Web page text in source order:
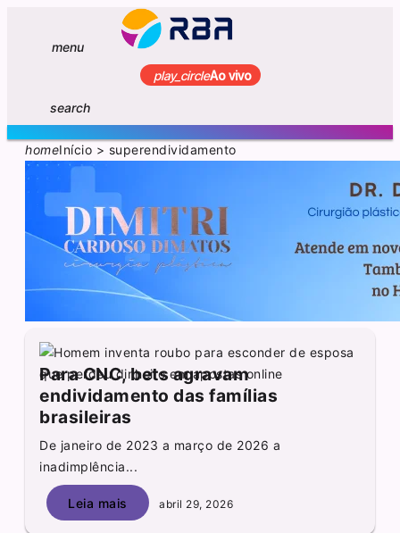
menu
play_circleAo vivo
search
homeInício > superendividamento
Para CNC, bets agravam
endividamento das famílias
brasileiras
De janeiro de 2023 a março de 2026 a
inadimplência...
Leia mais abril 29, 2026